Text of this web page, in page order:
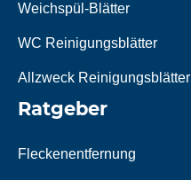
Weichspül-Blätter
WC Reinigungsblätter
Allzweck Reinigungsblätter
Ratgeber
Fleckenentfernung